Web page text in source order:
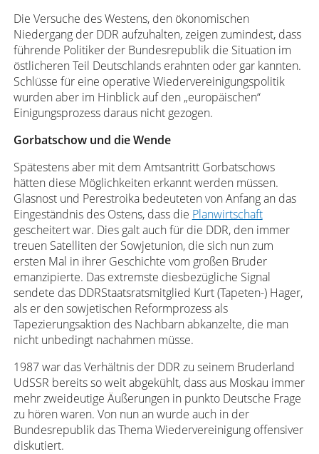
Die Versuche des Westens, den ökonomischen
Niedergang der DDR aufzuhalten, zeigen zumindest, dass
führende Politiker der Bundesrepublik die Situation im
östlicheren Teil Deutschlands erahnten oder gar kannten.
Schlüsse für eine operative Wiedervereinigungspolitik
wurden aber im Hinblick auf den „europäischen“
Einigungsprozess daraus nicht gezogen.
Gorbatschow und die Wende
Spätestens aber mit dem Amtsantritt Gorbatschows
hätten diese Möglichkeiten erkannt werden müssen.
Glasnost und Perestroika bedeuteten von Anfang an das
Eingeständnis des Ostens, dass die Planwirtschaft
gescheitert war. Dies galt auch für die DDR, den immer
treuen Satelliten der Sowjetunion, die sich nun zum
ersten Mal in ihrer Geschichte vom großen Bruder
emanzipierte. Das extremste diesbezügliche Signal
sendete das DDRStaatsratsmitglied Kurt (Tapeten-) Hager,
als er den sowjetischen Reformprozess als
Tapezierungsaktion des Nachbarn abkanzelte, die man
nicht unbedingt nachahmen müsse.
1987 war das Verhältnis der DDR zu seinem Bruderland
UdSSR bereits so weit abgekühlt, dass aus Moskau immer
mehr zweideutige Äußerungen in punkto Deutsche Frage
zu hören waren. Von nun an wurde auch in der
Bundesrepublik das Thema Wiedervereinigung offensiver
diskutiert.